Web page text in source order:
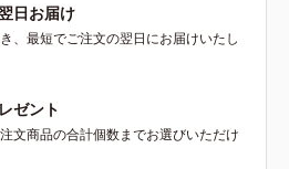
香
ケ
し
り
す
日お届け
、最短でご注文の翌日にお届けいたし
ゼント
文商品の合計個数までお選びいただけ